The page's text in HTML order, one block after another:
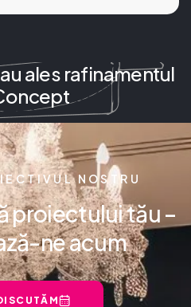
ales rafinamentul
NOSTRU
proiectului tău –
ne acum